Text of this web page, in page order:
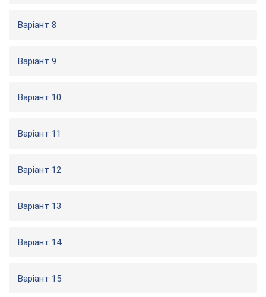
Варіант 8
Варіант 9
Варіант 10
Варіант 11
Варіант 12
Варіант 13
Варіант 14
Варіант 15